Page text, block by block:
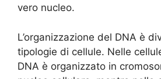
vero nucleo.
L’organizzazione del DNA è
tipologie di cellule. Nelle
DNA è organizzato in